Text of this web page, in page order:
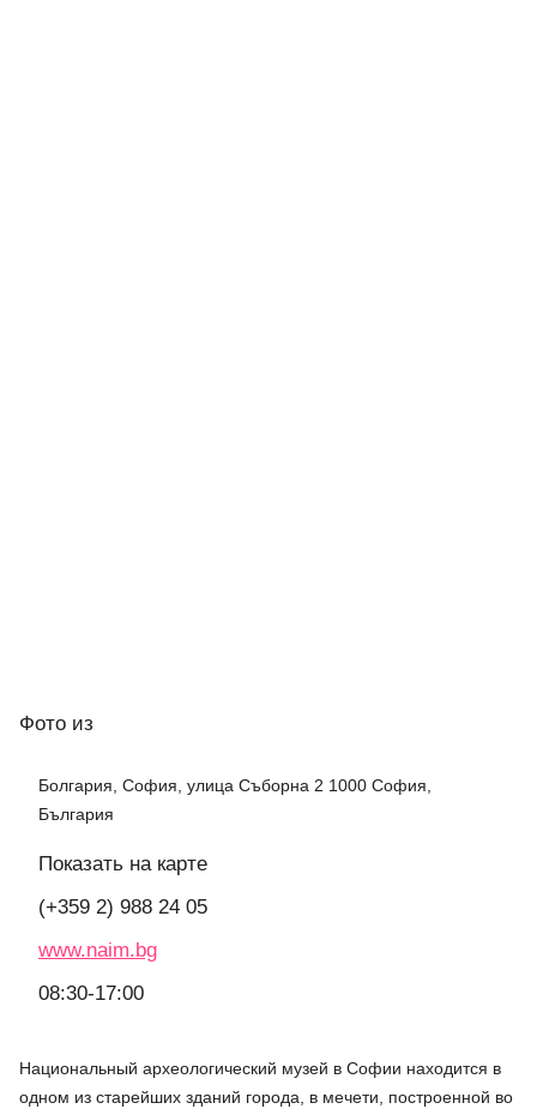
Фото из
Болгария, София, улица Съборна 2 1000 София,
България
Показать на карте
(+359 2) 988 24 05
www.naim.bg
08:30-17:00
Национальный археологический музей в Софии находится в
одном из старейших зданий города, в мечети, построенной во